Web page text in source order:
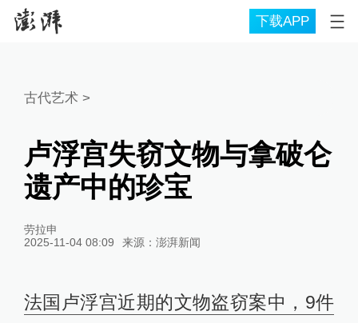
下载APP
古代艺术>
卢浮宫失窃文物与拿破仑
遗产中的珍宝
劳拉申
2025-11-04 08:09
来源： 澎湃新闻
法国卢浮宫近期的文物盗窃案中，9件